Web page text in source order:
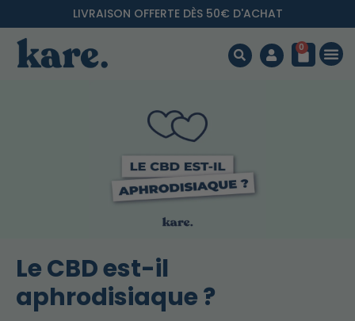
LIVRAISON OFFERTE DÈS 50€ D'ACHAT
0
Le CBD est-il
aphrodisiaque ?